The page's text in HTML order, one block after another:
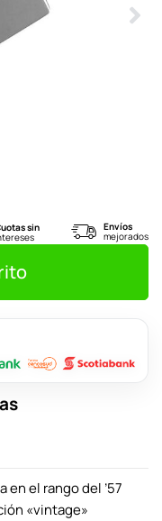
sin Envíos
mejorados
en el rango del ’57
«vintage»